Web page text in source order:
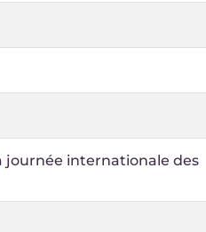
journée internationale des